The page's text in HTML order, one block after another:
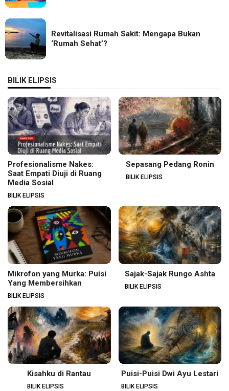
Revitalisasi Rumah Sakit: Mengapa Bukan
‘Rumah Sehat’?
BILIK ELIPSIS
Profesionalisme Nakes:
Saat Empati Diuji di Ruang
Media Sosial
BILIK ELIPSIS
Sepasang Pedang Ronin
BILIK ELIPSIS
Mikrofon yang Murka: Puisi
Yang Membersihkan
BILIK ELIPSIS
Sajak-Sajak Rungo Ashta
BILIK ELIPSIS
Kisahku di Rantau
BILIK ELIPSIS
Puisi-Puisi Dwi Ayu Lestari
BILIK ELIPSIS